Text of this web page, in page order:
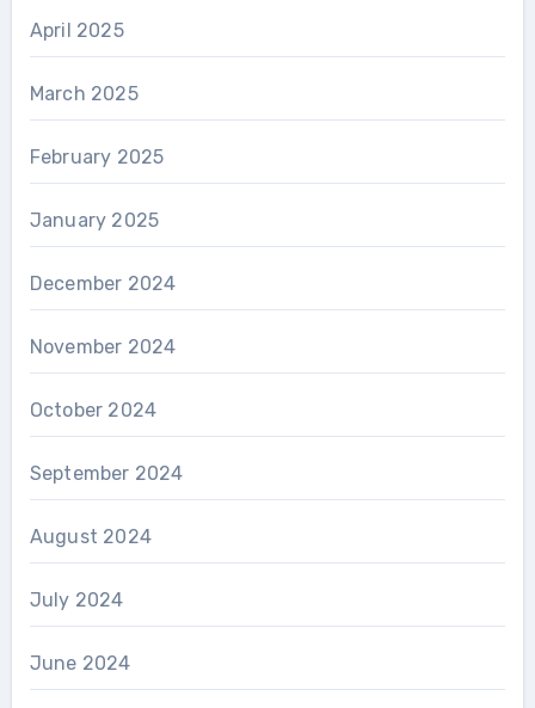
April 2025
March 2025
February 2025
January 2025
December 2024
November 2024
October 2024
September 2024
August 2024
July 2024
June 2024